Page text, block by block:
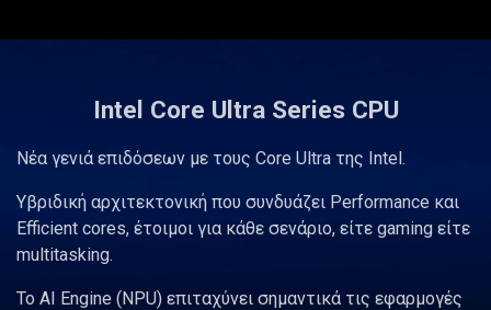
Intel Core Ultra Series CPU
Νέα γενιά επιδόσεων με τους Core Ultra της Intel.
Υβριδική αρχιτεκτονική που συνδυάζει Performance και
Efficient cores, έτοιμοι για κάθε σενάριο, είτε gaming είτε
multitasking.
Το AI Engine (NPU) επιταχύνει σημαντικά τις εφαρμογές